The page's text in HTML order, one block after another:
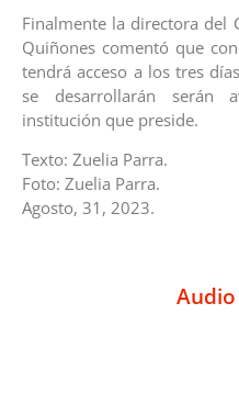
Finalmente la directora del
Quiñones comentó que
tendrá acceso a los tres
se desarrollarán serán
institución que preside.
Texto: Zuelia Parra.
Foto: Zuelia Parra.
Agosto, 31, 2023.